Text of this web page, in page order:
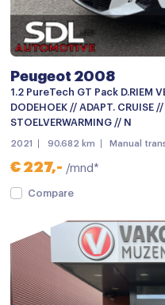
Centrale
Dakrails
Getint glas
LED achterlichten
LED dagrijverlichting
LED koplampen
Lichtmetalen velgen 17"
Parkeersensor achter
Parkeersensoren
Peugeot 2008
1.2 PureTech GT Pack D.RIEM
DODEHOEK // ADAPT. CRUISE
STOELVERWARMING // N
2021 90.682 km Manual
€ 227,- /mnd*
Compare